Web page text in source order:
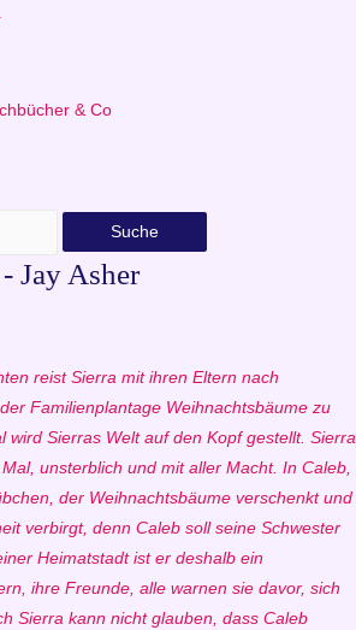
& Co
Suche
Jay Asher
reist Sierra mit ihren Eltern nach
Familienplantage Weihnachtsbäume zu
wird Sierras Welt auf den Kopf gestellt. Sierra
unsterblich und mit aller Macht. In Caleb,
der Weihnachtsbäume verschenkt und
verbirgt, denn Caleb soll seine Schwester
Heimatstadt ist er deshalb ein
ihre Freunde, alle warnen sie davor, sich
Sierra kann nicht glauben, dass Caleb